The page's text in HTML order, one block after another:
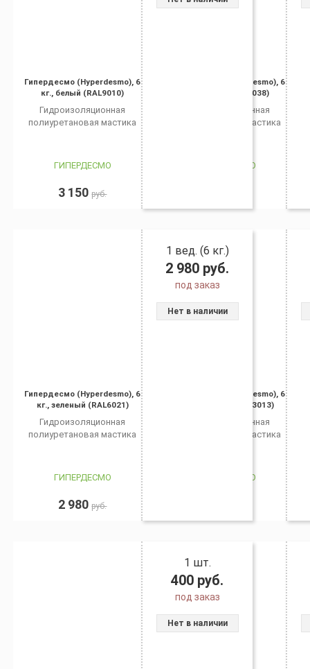
Гипердесмо (Hyperdesmo), 6
кг., белый (RAL9010)
Гидроизоляционная
полиуретановая мастика
ГИПЕРДЕСМО
3 150руб.
Гипердесмо (Hyperdesmo), 6
кг., серый (RAL7038)
Гидроизоляционная
полиуретановая мастика
ГИПЕРДЕСМО
Гипердесмо (Hyperdesmo), 6
кг., зеленый (RAL6021)
Гидроизоляционная
полиуретановая мастика
ГИПЕРДЕСМО
2 980руб.
1 вед. (6 кг.)
2 980 руб.
под заказ
Нет в наличии
Гипердесмо (Hyperdesmo), 6
кг., красный (RAL3013)
Гидроизоляционная
полиуретановая мастика
ГИПЕРДЕСМО
1 шт.
400 руб.
под заказ
Нет в наличии